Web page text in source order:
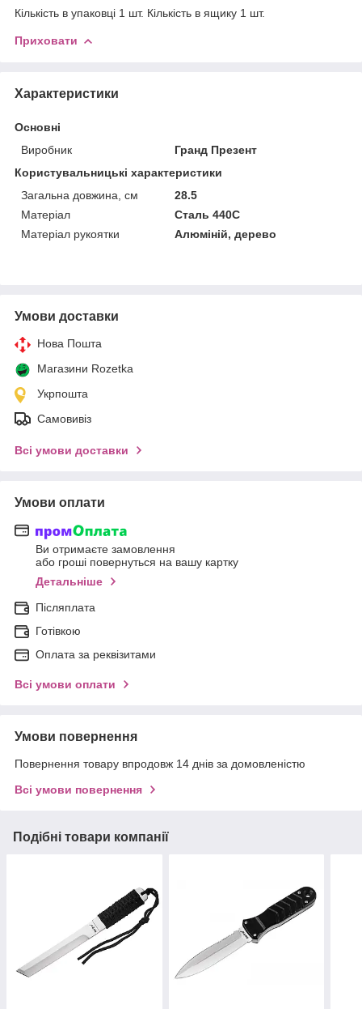
Кількість в упаковці 1 шт. Кількість в ящику 1 шт.
Приховати
Характеристики
Основні
Виробник
Гранд Презент
Користувальницькі характеристики
Загальна довжина, см
28.5
Матеріал
Сталь 440C
Матеріал рукоятки
Алюміній, дерево
Умови доставки
Нова Пошта
Магазини Rozetka
Укрпошта
Самовивіз
Всі умови доставки
Умови оплати
Ви отримаєте замовлення
або гроші повернуться на вашу картку
Детальніше
Післяплата
Готівкою
Оплата за реквізитами
Всі умови оплати
Умови повернення
Повернення товару впродовж 14 днів за домовленістю
Всі умови повернення
Подібні товари компанії